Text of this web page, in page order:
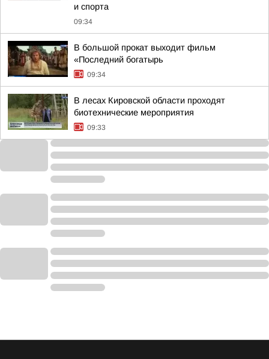
и спорта
09:34
В большой прокат выходит фильм
«Последний богатырь
09:34
В лесах Кировской области проходят
биотехнические мероприятия
09:33